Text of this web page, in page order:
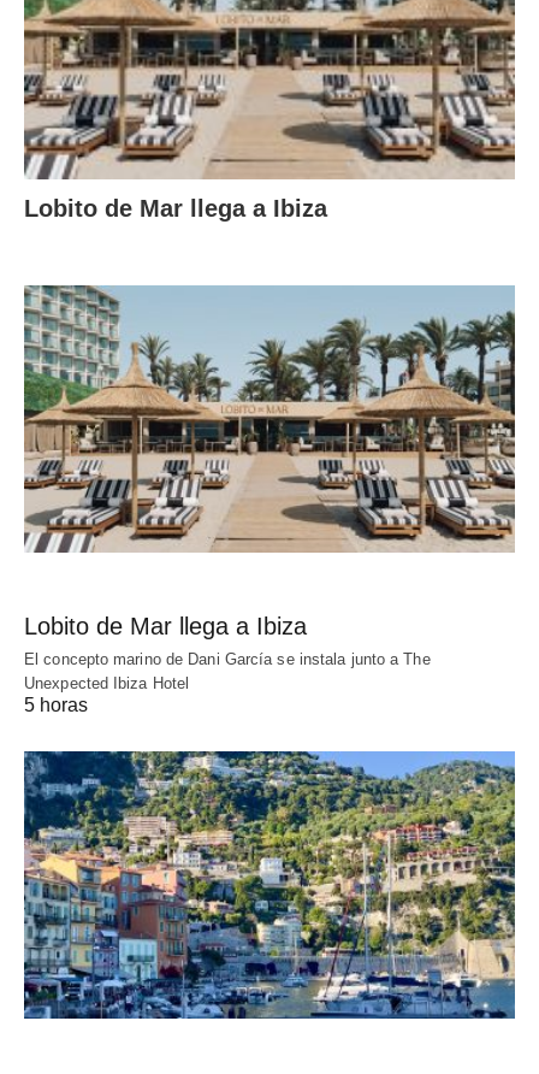
Lobito de Mar llega a Ibiza
Lobito de Mar llega a Ibiza
El concepto marino de Dani García se instala junto a The
Unexpected Ibiza Hotel
5 horas